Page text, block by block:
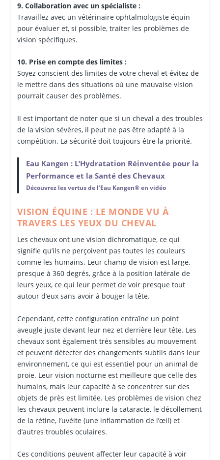
9. Collaboration avec un spécialiste :
Travaillez avec un vétérinaire ophtalmologiste équin
pour évaluer et, si possible, traiter les problèmes de
vision spécifiques.
10. Prise en compte des limites :
Soyez conscient des limites de votre cheval et évitez de
le mettre dans des situations où une mauvaise vision
pourrait causer des problèmes.
Il est important de noter que si un cheval a des troubles
de la vision sévères, il peut ne pas être adapté à la
compétition. La sécurité doit toujours être la priorité.
Eau Kangen : L’Hydratation Réinventée pour la
Performance et la Santé des Chevaux
Découvrez les vertus de l’Eau Kangen® en vidéo
VISION ÉQUINE : LE MONDE VU À
TRAVERS LES YEUX DU CHEVAL
Les chevaux ont une vision dichromatique, ce qui
signifie qu’ils ne perçoivent pas toutes les couleurs
comme les humains. Leur champ de vision est large,
presque à 360 degrés, grâce à la position latérale de
leurs yeux, ce qui leur permet de voir presque tout
autour d’eux sans avoir à bouger la tête.
Cependant, cette configuration entraîne un point
aveugle juste devant leur nez et derrière leur tête. Les
chevaux sont également très sensibles au mouvement
et peuvent détecter des changements subtils dans leur
environnement, ce qui est essentiel pour un animal de
proie. Leur vision nocturne est meilleure que celle des
humains, mais leur capacité à se concentrer sur des
objets de près est limitée. Les problèmes de vision chez
les chevaux peuvent inclure la cataracte, le décollement
de la rétine, l’uvéite (une inflammation de l’œil) et
d’autres troubles oculaires.
Ces conditions peuvent affecter leur capacité à voir